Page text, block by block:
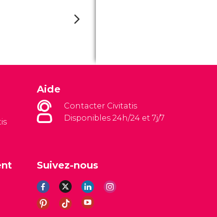
Aide
Contacter Civitatis
Disponibles 24h/24 et 7j/7
Suivez-nous